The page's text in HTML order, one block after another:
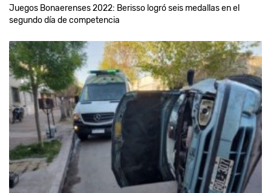
Juegos Bonaerenses 2022: Berisso logró seis medallas en el
segundo día de competencia